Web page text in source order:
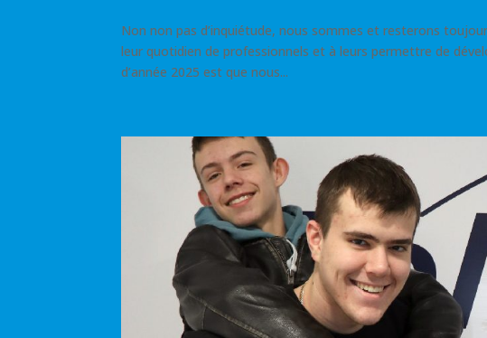
Non non pas d’inquiétude, nous sommes et resterons
leur quotidien de professionnels et à leurs permettre de
d’année 2025 est que nous...